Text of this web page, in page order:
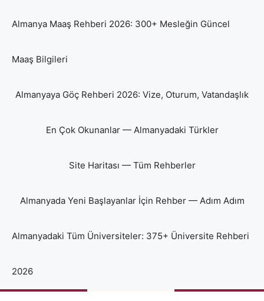
Almanya Maaş Rehberi 2026: 300+ Mesleğin Güncel
Maaş Bilgileri
Almanyaya Göç Rehberi 2026: Vize, Oturum, Vatandaşlık
En Çok Okunanlar — Almanyadaki Türkler
Site Haritası — Tüm Rehberler
Almanyada Yeni Başlayanlar İçin Rehber — Adım Adım
Almanyadaki Tüm Üniversiteler: 375+ Üniversite Rehberi
2026